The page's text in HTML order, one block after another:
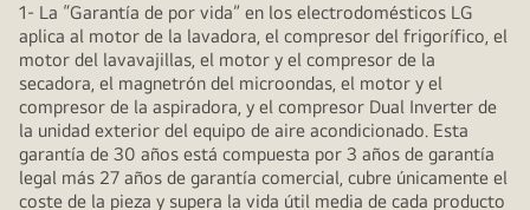
1- La “Garantía de por vida” en los electrodomésticos LG
aplica al motor de la lavadora, el compresor del frigorífico, el
motor del lavavajillas, el motor y el compresor de la
secadora, el magnetrón del microondas, el motor y el
compresor de la aspiradora, y el compresor Dual Inverter de
la unidad exterior del equipo de aire acondicionado. Esta
garantía de 30 años está compuesta por 3 años de garantía
legal más 27 años de garantía comercial, cubre únicamente el
coste de la pieza y supera la vida útil media de cada producto